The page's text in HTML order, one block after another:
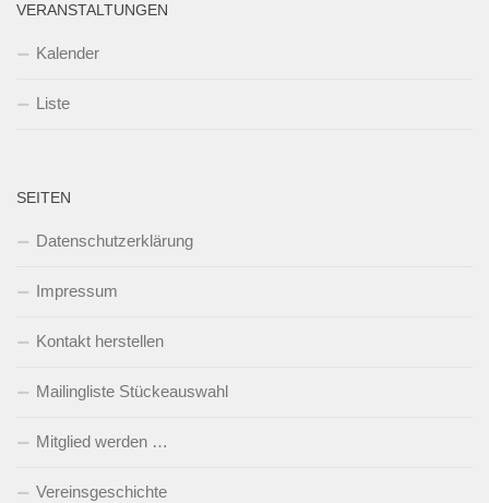
VERANSTALTUNGEN
Kalender
Liste
SEITEN
Datenschutzerklärung
Impressum
Kontakt herstellen
Mailingliste Stückeauswahl
Mitglied werden …
Vereinsgeschichte